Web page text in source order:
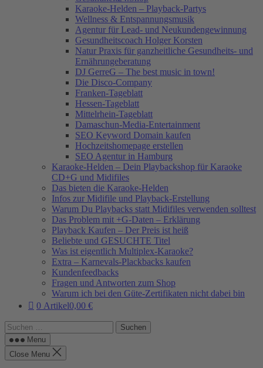
Karaoke-Helden – Playback-Partys
Wellness & Entspannungsmusik
Agentur für Lead- und Neukundengewinnung
Gesundheitscoach Holger Korsten
Natur Praxis für ganzheitliche Gesundheits- und
Ernährungeberatung
DJ GerreG – The best music in town!
Die Disco-Company
Franken-Tageblatt
Hessen-Tageblatt
Mittelrhein-Tageblatt
Damaschun-Media-Entertainment
SEO Keyword Domain kaufen
Hochzeitshomepage erstellen
SEO Agentur in Hamburg
Karaoke-Helden – Dein Playbackshop für Karaoke
CD+G und Midifiles
Das bieten die Karaoke-Helden
Infos zur Midifile und Playback-Erstellung
Warum Du Playbacks statt Midifiles verwenden solltest
Das Problem mit +G-Daten – Erklärung
Playback Kaufen – Der Preis ist heiß
Beliebte und GESUCHTE Titel
Was ist eigentlich Multiplex-Karaoke?
Extra – Karnevals-Plackbacks kaufen
Kundenfeedbacks
Fragen und Antworten zum Shop
Warum ich bei den Güte-Zertifikaten nicht dabei bin
0 Artikel0,00 €
Suchen
nach: Menu
Close Menu